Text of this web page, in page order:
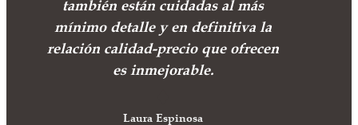
también están cuidadas al más
mínimo detalle y en definitiva la
relación calidad-precio que ofrecen
es inmejorable.
Laura Espinosa